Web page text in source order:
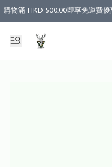
購物滿 HKD 500.00即享免運費